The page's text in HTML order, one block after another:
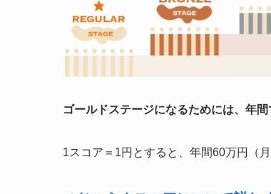
ゴールドステージになるためには、 年間
1スコア＝1円とすると、年間60万円（